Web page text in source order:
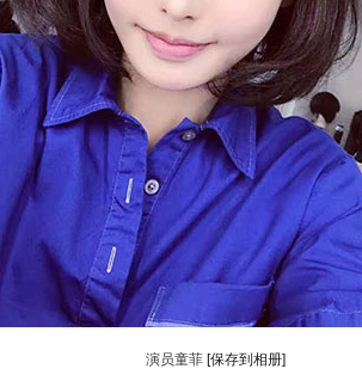
演员童菲 [保存到相册]
动物系恋人啊 | 钟欣潼体验爱情哲学 南